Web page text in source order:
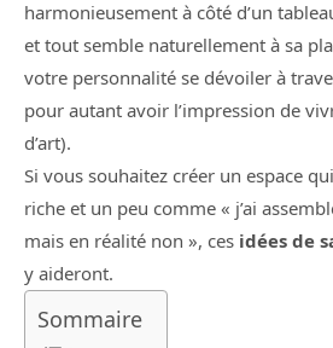
harmonieusement à côté d’un
et tout semble naturellement à sa
votre personnalité se dévoiler à
pour autant avoir l’impression de
d’art).
Si vous souhaitez créer un espace
riche et un peu comme « j’ai
mais en réalité non », ces idées de
y aideront.
Sommaire